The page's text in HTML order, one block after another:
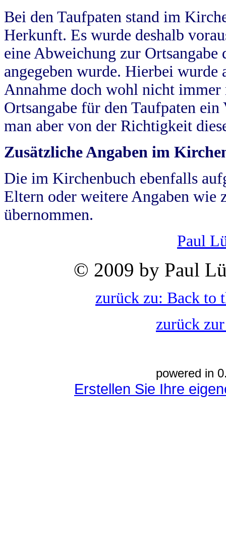
Bei den Taufpaten stand im
Herkunft. Es wurde deshalb
eine Abweichung zur
angegeben wurde. Hierbei wurde
Annahme doch wohl nicht
Ortsangabe für den Taufpaten
man aber von der Richtigkeit
Zusätzliche Angaben im
Die im Kirchenbuch ebenfalls
Eltern oder weitere Angaben wie
übernommen.
Paul
© 2009 by Paul
zurück zu: Back to
zurück
powered in
Erstellen Sie Ihre